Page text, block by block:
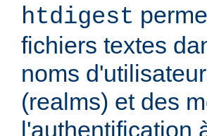
htdigest
fichiers textes
noms
(realms) et des
l'authentification